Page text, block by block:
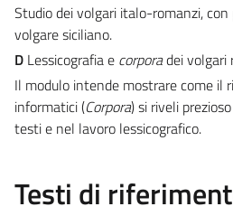
Studio dei volgari italo-romanzi,
volgare siciliano.
D Lessicografia e corporadei volgari
Il modulo intende mostrare come il
informatici (Corpora) si riveli
testi e nel lavoro lessicografico.
Testi di